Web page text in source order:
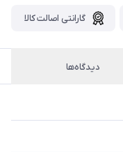
گارانتی اصالت کالا
دیدگاه‌ها